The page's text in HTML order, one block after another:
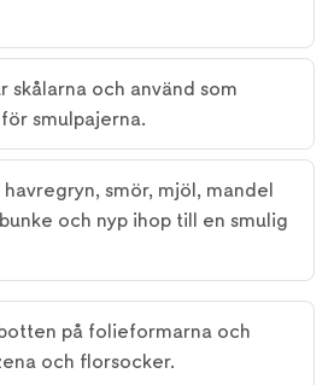
skålarna och använd som
smulpajerna.
smör, mjöl, mandel
och nyp ihop till en smulig
på folieformarna och
och florsocker.